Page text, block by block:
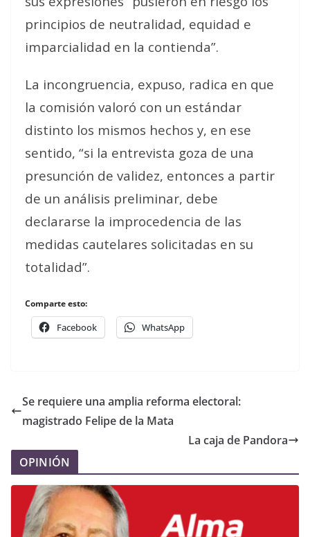
principios de neutralidad, equidad e
imparcialidad en la contienda”.
La incongruencia, expuso, radica en que
la comisión valoró con un estándar
distinto los mismos hechos y, en ese
sentido, “si la entrevista goza de una
presunción de validez, entonces a partir
de un análisis preliminar, debe
declararse la improcedencia de las
medidas cautelares solicitadas en su
totalidad”.
Comparte esto:
Facebook WhatsApp
Se requiere una amplia reforma electoral:
magistrado Felipe de la Mata
La caja de Pandora
OPINIÓN